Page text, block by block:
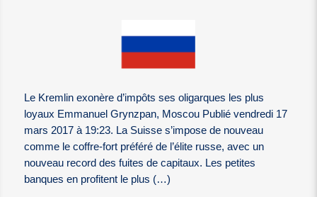
Le Kremlin exonère d’impôts ses oligarques les plus
loyaux Emmanuel Grynzpan, Moscou Publié vendredi 17
mars 2017 à 19:23. La Suisse s’impose de nouveau
comme le coffre-fort préféré de l’élite russe, avec un
nouveau record des fuites de capitaux. Les petites
banques en profitent le plus (…)